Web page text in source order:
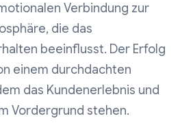
Verbindung zur
die das
beeinflusst. Der Erfolg
einem durchdachten
das Kundenerlebnis und
Vordergrund stehen.